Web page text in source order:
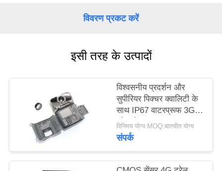
गोपनीयता
विवरण प्रकट करें
इसी तरह के उत्पादों
विश्वसनीय प्रदर्शन और
सुपीरियर पिक्चर क्वालिटी के
साथ IP67 वाटरप्रूफ 3G
ट्रेल कैमरा
विनिमय योग्य MOQ:बातचीत योग्य
संपर्क